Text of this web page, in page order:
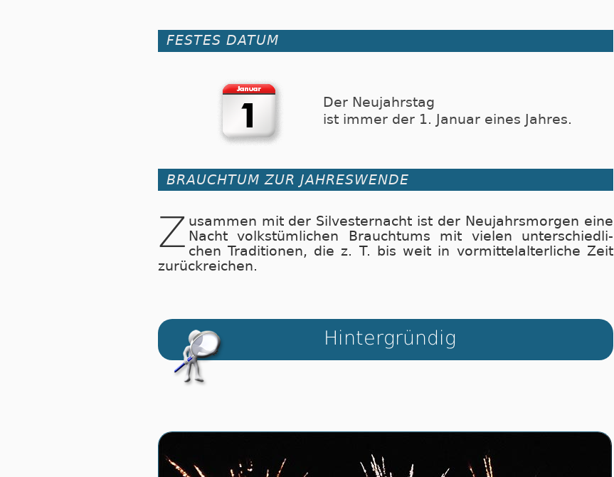
FESTES DATUM
Der Neujahrstag
ist immer der 1. Januar eines Jahres.
BRAUCHTUM ZUR JAHRESWENDE
Z usammen mit der Silvesternacht ist der Neu­jahrs­mor­gen ei­ne
Nacht volks­tüm­li­chen Brauch­tums mit vie­len un­ter­schied­li­
chen Tra­di­ti­o­nen, die z. T. bis weit in vor­mit­tel­al­ter­li­che Zeit
zu­rück­rei­chen.
Hintergründig